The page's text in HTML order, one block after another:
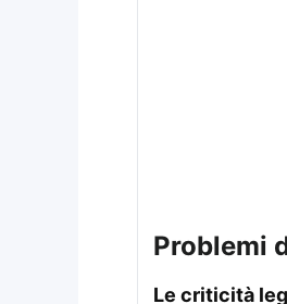
problemi
le criticità